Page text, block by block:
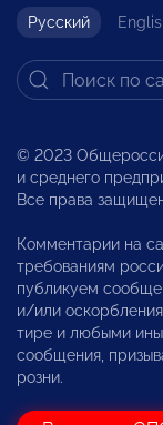
Русский
© 2023
и среднего
Все права
Комментарии на
требованиям
публикуем
и/или
тире и любыми
сообщения,
розни.